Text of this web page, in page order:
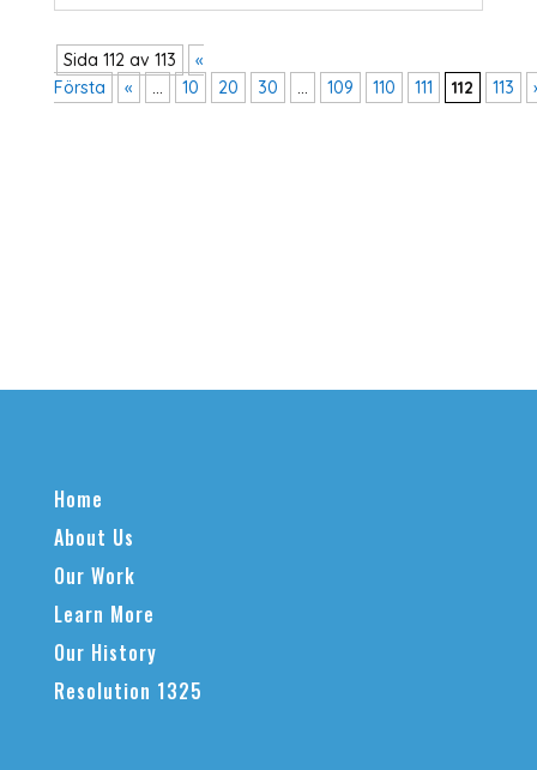
Sida 112 av 113
«
Första
« ... 10 20 30 ... 109 110 111 112 113
Home
About Us
Our Work
Learn More
Our History
Resolution 1325